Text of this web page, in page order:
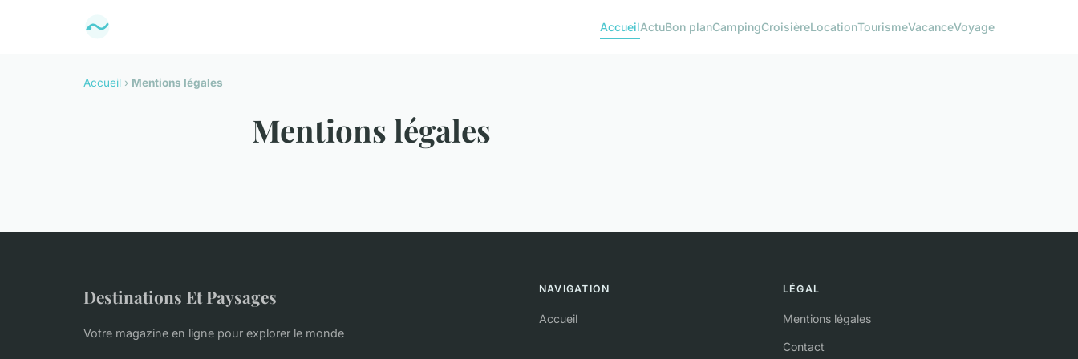
AccueilActuBon planCampingCroisièreLocationTourismeVacanceVoyage
Accueil › Mentions légales
Mentions légales
Destinations Et Paysages
Votre magazine en ligne pour explorer le monde
NAVIGATION
Accueil
LÉGAL
Mentions légales
Contact